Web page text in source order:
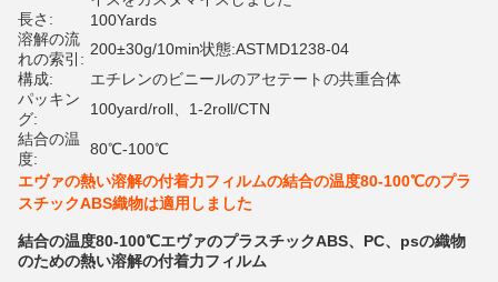
長さ:
100Yards
溶解の流
れの索引:
200±30g/10min状態:ASTMD1238-04
構成:
エチレンのビニールのアセテートの共重合体
パッキン
グ:
100yard/roll、1-2roll/CTN
結合の温
度:
80℃-100℃
エヴァの熱い溶解の付着力フィルムの結合の温度80-100℃のプラ
スチックABS織物は適用しました
結合の温度80-100℃エヴァのプラスチックABS、PC、psの織物
のための熱い溶解の付着力フィルム